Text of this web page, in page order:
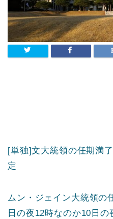
[単独]文大統領の任期満
定
ムン・ジェイン大統領の
日の夜12時なのか10日